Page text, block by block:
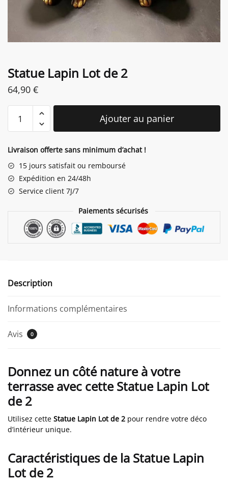
Statue Lapin Lot de 2
64,90 €
Lapin
de
2
Ajouter au panier
Livraison offerte sans minimum d’achat !
15 jours satisfait ou remboursé
Expédition en 24/48h
Service client 7J/7
Paiements sécurisés
Description
Informations complémentaires
Avis 0
Donnez un côté nature à votre
terrasse avec cette Statue Lapin Lot
de 2
Utilisez cette Statue Lapin Lot de 2 pour rendre votre déco
d’intérieur unique.
Caractéristiques de la Statue Lapin
Lot de 2